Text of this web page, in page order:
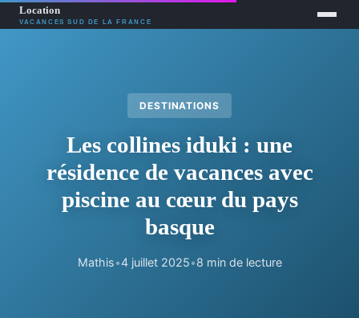
DESTINATIONS
Les collines iduki : une
résidence de vacances avec
piscine au cœur du pays
basque
Mathis•4 juillet 2025•8 min de lecture